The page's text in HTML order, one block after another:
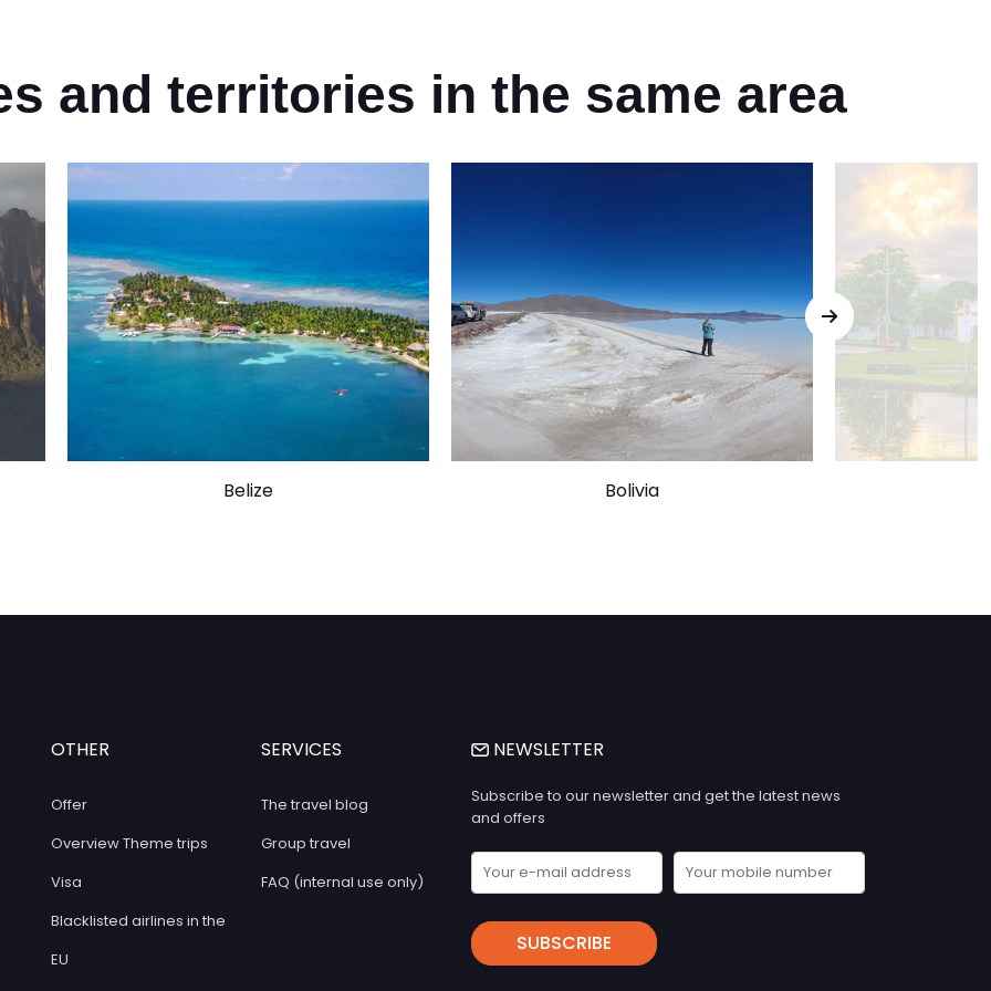
and territories in the same area
Belize Bolivia
OTHER
Offer
Overview Theme trips
Visa
Blacklisted airlines in the
EU
SERVICES
The travel blog
Group travel
FAQ (internal use only)
NEWSLETTER
Subscribe to our newsletter and get the latest news
and offers
SUBSCRIBE